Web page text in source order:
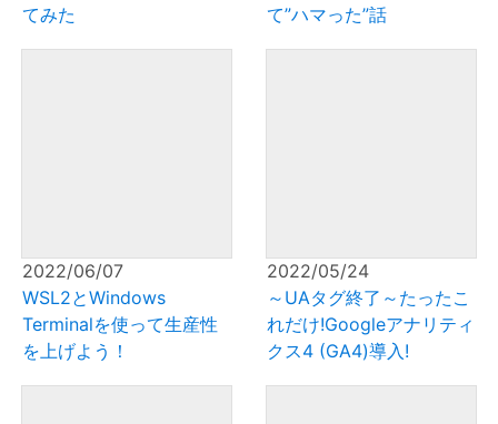
てみた
て”ハマった”話
2022/06/07
WSL2とWindows
Terminalを使って生産性
を上げよう！
2022/05/24
～UAタグ終了～たったこ
れだけ!Googleアナリティ
クス4 (GA4)導入!